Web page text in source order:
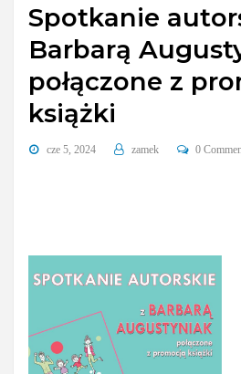
Spotkanie
Barbarą
połączone z
książki
cze 5, 2024 zamek 0